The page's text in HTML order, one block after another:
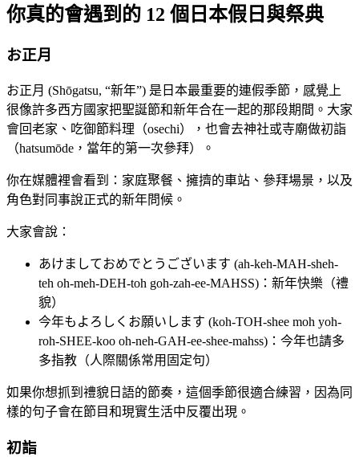
你真的會遇到的 12 個日本假日與祭典
お正月
お正月 (Shōgatsu, “新年”) 是日本最重要的連假季節，感覺上
很像許多西方國家把聖誕節和新年合在一起的那段期間。大家
會回老家、吃御節料理（osechi），也會去神社或寺廟做初詣
（hatsumōde，當年的第一次參拜）。
你在媒體裡會看到：家庭聚餐、擁擠的車站、參拜場景，以及
角色對同事說正式的新年問候。
大家會說：
あけましておめでとうございます (ah-keh-MAH-sheh-
teh oh-meh-DEH-toh goh-zah-ee-MAHSS)：新年快樂（禮
貌）
今年もよろしくお願いします (koh-TOH-shee moh yoh-
roh-SHEE-koo oh-neh-GAH-ee-shee-mahss)：今年也請多
多指教（人際關係常用固定句）
如果你想抓到禮貌日語的節奏，這個季節很適合練習，因為同
樣的句子會在節目和現實生活中反覆出現。
初詣